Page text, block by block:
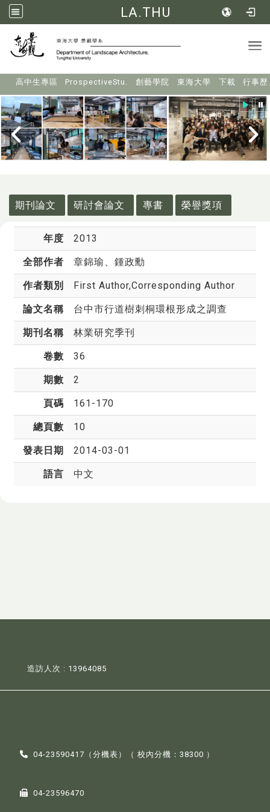
LA.THU
高中生專區 ProspectiveStu. 創藝學院 東海大學 下載 行事歷
期刊論文
研討會論文 專書 榮譽獎項
年度 2013
全部作者 章錦瑜 、鍾政勳
作者類別 First Author,Corresponding Author
論文名稱 台中市行道樹刺桐環根形成之調查
期刊名稱 林業研究季刊
卷數 36
期數 2
頁碼 161-170
總頁數 10
發表日期 2014-03-01
語言 中文
造訪人次 : 13964085
04-23590417（分機表 ）（ 校內分機：38300 ）
04-23596470